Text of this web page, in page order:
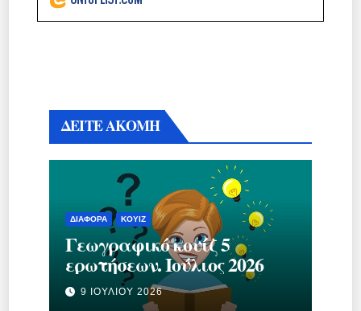
ΔΕΙΤΕ ΑΚΟΜΗ
ΔΙΆΦΟΡΑ ΚΟΥΊΖ
Γεωγραφικό κουίζ 5
ερωτήσεων. Ιούλιος 2026
9 ΙΟΥΛΊΟΥ 2026